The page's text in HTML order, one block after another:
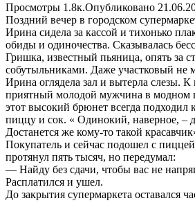
Просмотры 1.8к.Опубликовано
Поздний вечер в городском
Ирина сидела за кассой и тихонько
обиды и одиночества. Сказывалась
Гришка, известный пьяница, опять за
собутыльниками. Даже участковый не
Ирина оглядела зал и вытерла слезы.
приятный молодой мужчина в модном
этот высокий брюнет всегда подходил
пиццу и сок. « Одинокий, наверное, –
Достанется же кому-то такой
Покупатель и сейчас подошел с
протянул пять тысяч, но передумал:
— Найду без сдачи, чтобы вас не
Расплатился и ушел.
До закрытия супермаркета оставался